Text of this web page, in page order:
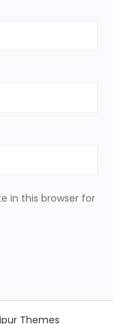
in this browser for
Themes